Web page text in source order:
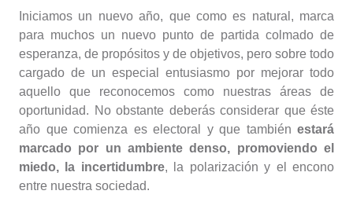
Iniciamos un nuevo año, que como es natural, marca
para muchos un nuevo punto de partida colmado de
esperanza, de propósitos y de objetivos, pero sobre todo
cargado de un especial entusiasmo por mejorar todo
aquello que reconocemos como nuestras áreas de
oportunidad. No obstante deberás considerar que éste
año que comienza es electoral y que también estará
marcado por un ambiente denso, promoviendo el
miedo, la incertidumbre, la polarización y el encono
entre nuestra sociedad.